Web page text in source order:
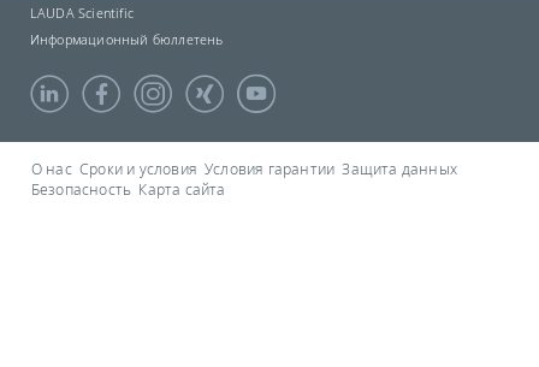
LAUDA Scientific
Информационный бюллетень
О нас Сроки и условия Условия гарантии Защита данных
Безопасность Карта сайта